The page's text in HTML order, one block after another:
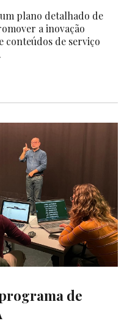
plano detalhado de
a inovação
conteúdos de serviço
de